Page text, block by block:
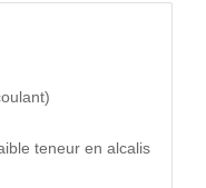
teneur en alcalis